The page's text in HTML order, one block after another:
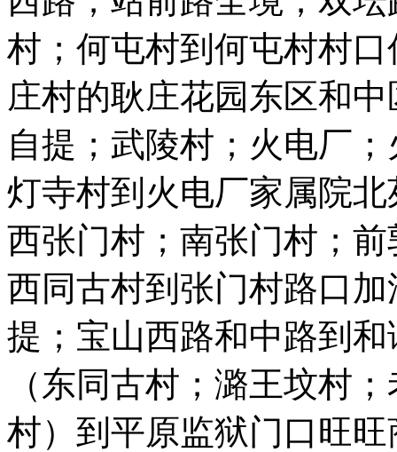
村；何屯村到何屯村村
庄村的耿庄花园东区和
自提；武陵村；火电厂
灯寺村到火电厂家属院
西张门村；南张门村；
西同古村到张门村路口
提；宝山西路和中路到
（东同古村；潞王坟村
村）到平原监狱门口旺